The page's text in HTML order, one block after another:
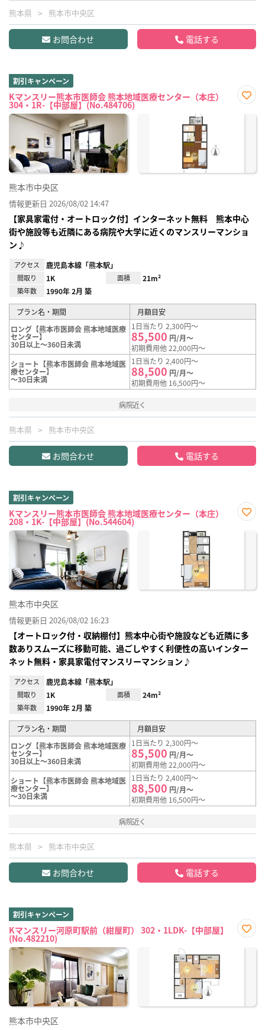
熊本県 熊本市中央区
お問合わせ 電話する
割引キャンペーン
Kマンスリー熊本市医師会 熊本地域医療センター（本庄）
304・1R-【中部屋】(No.484706)
に入
熊本市中央区
情報更新日 2026/08/02 14:47
【家具家電付・オートロック付】インターネット無料 熊本中心
街や施設等も近隣にある病院や大学に近くのマンスリーマンショ
ン♪
アクセス 鹿児島本線「熊本駅」
間取り 1K 面積 21m²
築年数 1990年 2月 築
プラン名・期間
月額目安
ロング【熊本市医師会 熊本地域医療
センター】
30日以上～360日未満
1日当たり 2,300円～
85,500 円/月～
初期費用他 22,000円～
ショート【熊本市医師会 熊本地域医
療センター】
～30日未満
1日当たり 2,400円～
88,500 円/月～
初期費用他 16,500円～
病院近く
熊本県 熊本市中央区
お問合わせ 電話する
割引キャンペーン
Kマンスリー熊本市医師会 熊本地域医療センター（本庄）
208・1K-【中部屋】(No.544604)
に入
熊本市中央区
情報更新日 2026/08/02 16:23
【オートロック付・収納棚付】熊本中心街や施設なども近隣に多
数ありスムーズに移動可能、過ごしやすく利便性の高いインター
ネット無料・家具家電付マンスリーマンション♪
アクセス 鹿児島本線「熊本駅」
間取り 1K 面積 24m²
築年数 1990年 2月 築
プラン名・期間
月額目安
ロング【熊本市医師会 熊本地域医療
センター】
30日以上～360日未満
1日当たり 2,300円～
85,500 円/月～
初期費用他 22,000円～
ショート【熊本市医師会 熊本地域医
療センター】
～30日未満
1日当たり 2,400円～
88,500 円/月～
初期費用他 16,500円～
病院近く
熊本県 熊本市中央区
お問合わせ 電話する
割引キャンペーン
Kマンスリー河原町駅前（紺屋町） 302・1LDK-【中部屋】
(No.482210)
に入
熊本市中央区